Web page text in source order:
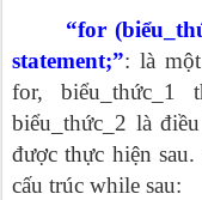
“for
statement;”: là
for, biểu_thức_1
biểu_thức_2 là
được thực hiện
cấu trúc while sau: